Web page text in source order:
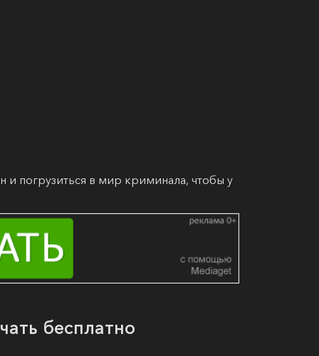
и погрузиться в мир криминала, чтобы у
бесплатно